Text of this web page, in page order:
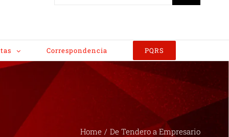
Correspondencia PQRS
Home / De Tendero a Empresario